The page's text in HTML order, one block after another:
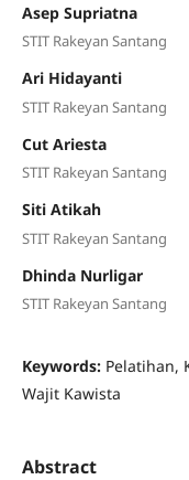
Asep Supriatna
STIT Rakeyan Santang
Ari Hidayanti
STIT Rakeyan Santang
Cut Ariesta
STIT Rakeyan Santang
Siti Atikah
STIT Rakeyan Santang
Dhinda Nurligar
STIT Rakeyan Santang
Keywords: Pelatihan,
Wajit Kawista
Abstract